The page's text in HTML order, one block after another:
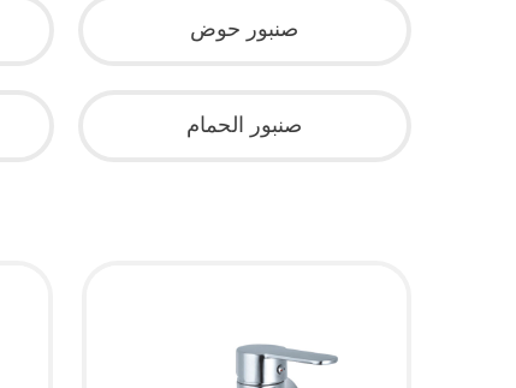
صنبور حوض
صنبور الحمام